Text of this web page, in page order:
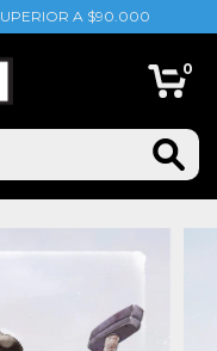
A $90.000
0